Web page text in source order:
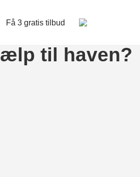
Få 3 gratis tilbud
til haven?